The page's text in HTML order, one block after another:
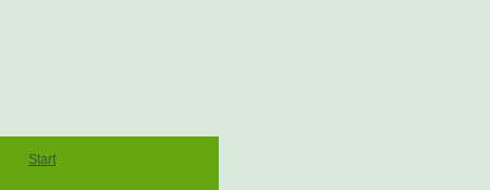
Start